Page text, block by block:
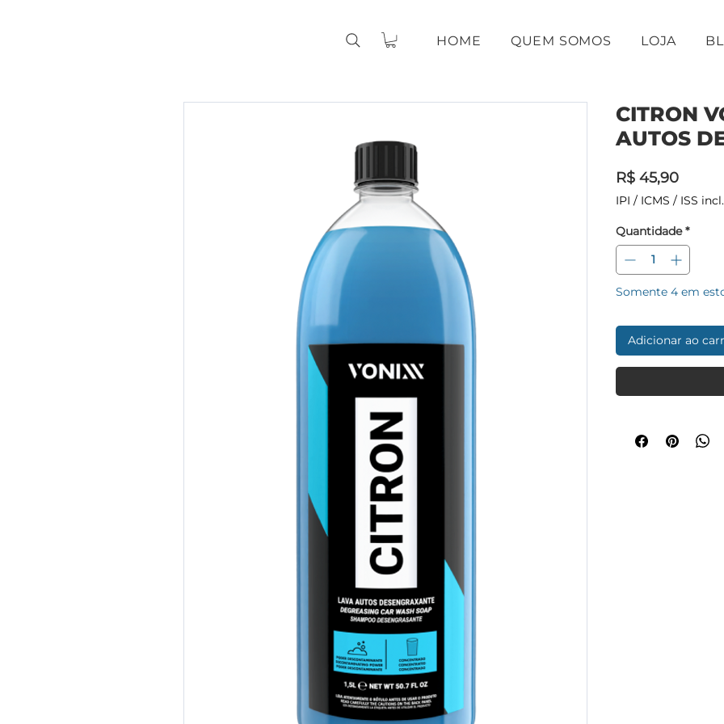
HOME QUEM SOMOS LOJA
CITRON
AUTOS
R$ 45,90Preço
IPI / ICMS / ISS incl.
Quantidade *
Somente 4 em
Adicionar ao